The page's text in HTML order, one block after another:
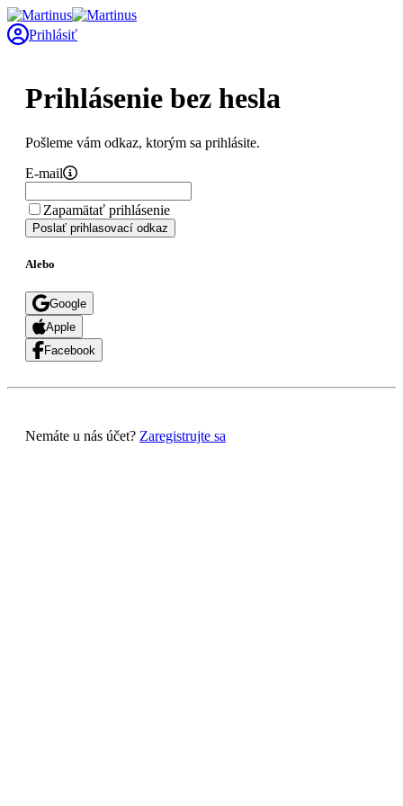
Prihlásiť
Prihlásenie bez hesla
Pošleme vám odkaz, ktorým sa prihlásite.
E-mail
Zapamätať prihlásenie
Poslať prihlasovací odkaz
Alebo
Google
Apple
Facebook
Nemáte u nás účet? Zaregistrujte sa